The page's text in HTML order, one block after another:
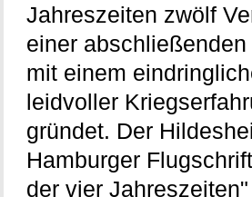
Jahreszeiten zwölf
einer
mit einem
leidvoller
gründet. Der
Hamburger
der vier